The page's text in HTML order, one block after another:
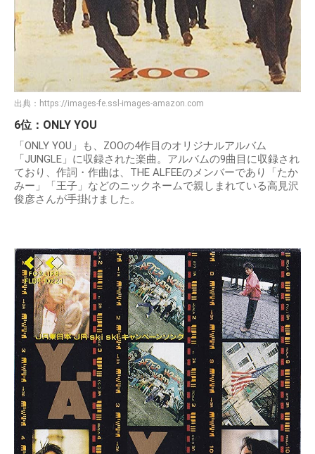
出典： https://images-fe.ssl-images-amazon.com
6位：ONLY YOU
「ONLY YOU」も、ZOOの4作目のオリジナルアルバム
「JUNGLE」に収録された楽曲。アルバムの9曲目に収録され
ており、作詞・作曲は、THE ALFEEのメンバーであり「たか
みー」「王子」などのニックネームで親しまれている高見沢
俊彦さんが手掛けました。